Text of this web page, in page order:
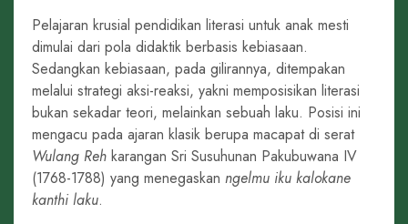
Pelajaran krusial pendidikan literasi untuk anak mesti
dimulai dari pola didaktik berbasis kebiasaan.
Sedangkan kebiasaan, pada gilirannya, ditempakan
melalui strategi aksi-reaksi, yakni memposisikan literasi
bukan sekadar teori, melainkan sebuah laku. Posisi ini
mengacu pada ajaran klasik berupa macapat di serat
Wulang Reh karangan Sri Susuhunan Pakubuwana IV
(1768-1788) yang menegaskan ngelmu iku kalokane
kanthi laku.